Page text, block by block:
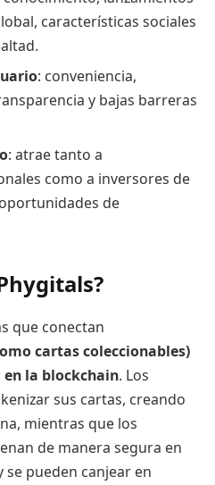
características sociales
: conveniencia,
y bajas barreras
: atrae tanto a
como a inversores de
de
que conectan
cartas coleccionables)
la blockchain. Los
sus cartas, creando
mientras que los
de manera segura en
pueden canjear en